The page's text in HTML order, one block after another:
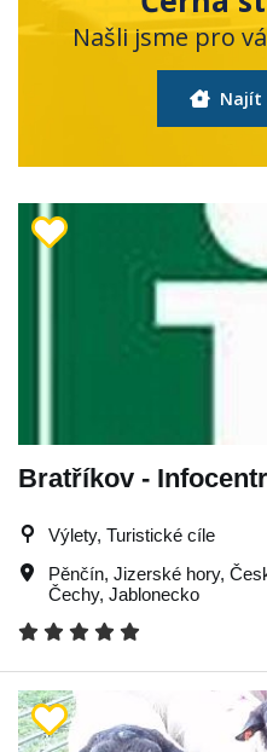
Našli jsme pro
Najít
Bratříkov -
Výlety, Turistické cíle
Pěnčín, Jizerské hory,
Čechy, Jablonecko